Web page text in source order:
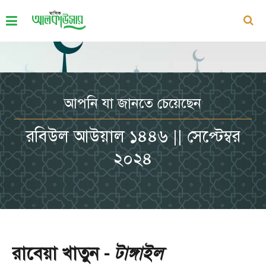
আপনি যা জানতে চেয়েছেন
রবিউল আউয়াল ১৪৪৬ || সেপ্টেম্বর
২০২৪
রাবেয়া খাতুন - টাঙ্গাইল